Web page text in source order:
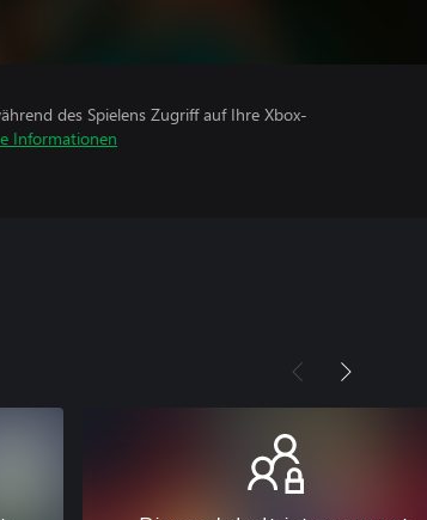
des Spielens Zugriff auf Ihre Xbox-
Informationen